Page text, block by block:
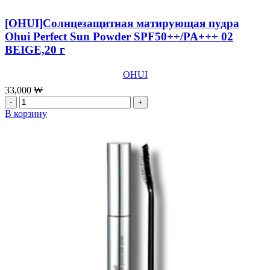
[OHUI]Солнцезащитная матирующая пудра
Ohui Perfect Sun Powder SPF50++/PA+++ 02
BEIGE,20 г
OHUI
33,000 ₩
Количество
товара
[OHUI]Солнцезащитная
В корзину